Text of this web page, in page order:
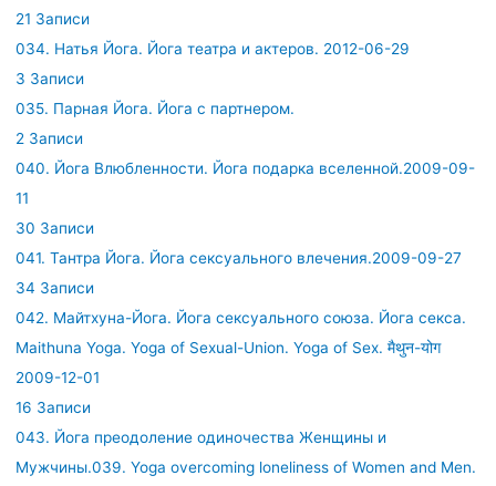
21 Записи
034. Натья Йога. Йога театра и актеров. 2012-06-29
3 Записи
035. Парная Йога. Йога с партнером.
2 Записи
040. Йога Влюбленности. Йога подарка вселенной.2009-09-
11
30 Записи
041. Тантра Йога. Йога сексуального влечения.2009-09-27
34 Записи
042. Майтхуна-Йога. Йога сексуального союза. Йога секса.
Maithuna Yoga. Yoga of Sexual-Union. Yoga of Sex. मैथुन-योग
2009-12-01
16 Записи
043. Йога преодоление одиночества Женщины и
Мужчины.039. Yoga overcoming loneliness of Women and Men.